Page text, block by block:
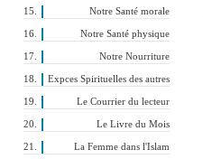
Notre Santé morale
Notre Santé physique
Notre Nourriture
Expces Spirituelles des autres
Le Courrier du lecteur
Le Livre du Mois
La Femme dans l'Islam